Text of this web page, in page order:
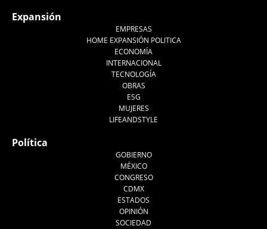
Expansión
EMPRESAS
HOME EXPANSIÓN POLITICA
ECONOMÍA
INTERNACIONAL
TECNOLOGÍA
OBRAS
ESG
MUJERES
LIFEANDSTYLE
Política
GOBIERNO
MÉXICO
CONGRESO
CDMX
ESTADOS
OPINIÓN
SOCIEDAD